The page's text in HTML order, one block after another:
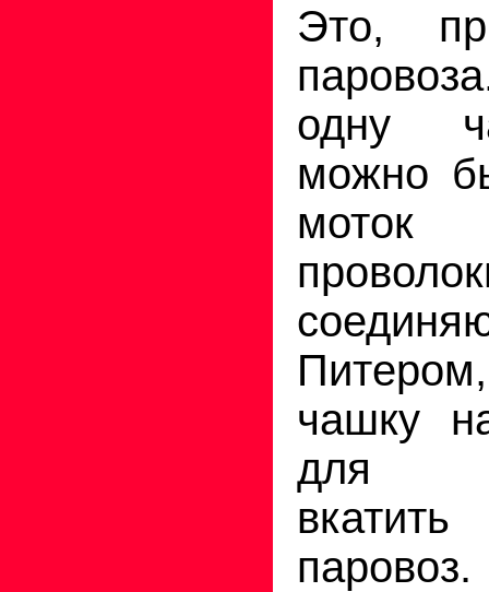
Это,
одну
можно
моток
чашку
для
паровоз.